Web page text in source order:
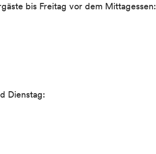
bis Freitag vor dem Mittagessen:
Dienstag: